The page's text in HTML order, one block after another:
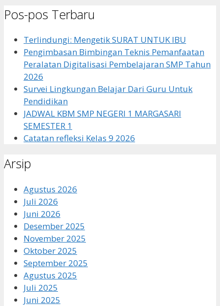
Pos-pos Terbaru
Terlindungi: Mengetik SURAT UNTUK IBU
Pengimbasan Bimbingan Teknis Pemanfaatan
Peralatan Digitalisasi Pembelajaran SMP Tahun
2026
Survei Lingkungan Belajar Dari Guru Untuk
Pendidikan
JADWAL KBM SMP NEGERI 1 MARGASARI
SEMESTER 1
Catatan refleksi Kelas 9 2026
Arsip
Agustus 2026
Juli 2026
Juni 2026
Desember 2025
November 2025
Oktober 2025
September 2025
Agustus 2025
Juli 2025
Juni 2025